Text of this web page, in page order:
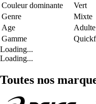
Couleur dominante
Vert
Genre
Mixte
Age
Adulte
Gamme
Loading...
Loading...
Toutes nos